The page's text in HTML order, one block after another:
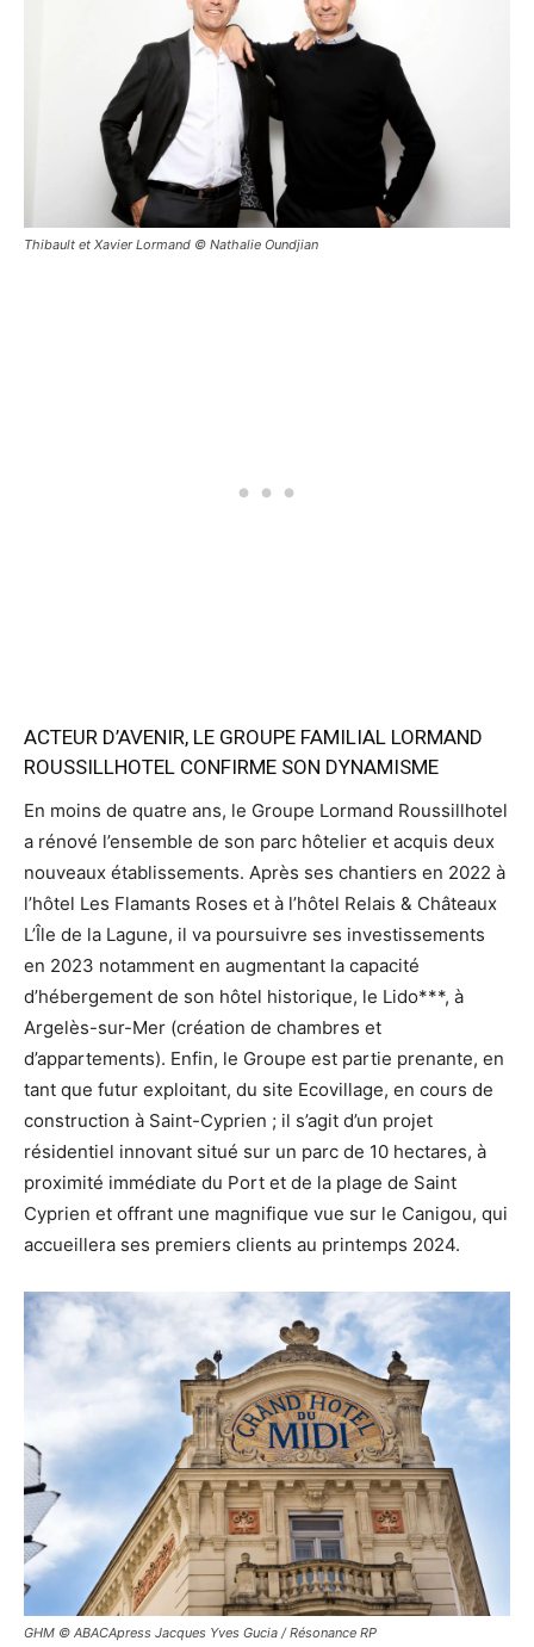
Thibault et Xavier Lormand © Nathalie Oundjian
ACTEUR D’AVENIR, LE GROUPE FAMILIAL LORMAND
ROUSSILLHOTEL CONFIRME SON DYNAMISME
En moins de quatre ans, le Groupe Lormand Roussillhotel
a rénové l’ensemble de son parc hôtelier et acquis deux
nouveaux établissements. Après ses chantiers en 2022 à
l’hôtel Les Flamants Roses et à l’hôtel Relais & Châteaux
L’Île de la Lagune, il va poursuivre ses investissements
en 2023 notamment en augmentant la capacité
d’hébergement de son hôtel historique, le Lido***, à
Argelès-sur-Mer (création de chambres et
d’appartements). Enfin, le Groupe est partie prenante, en
tant que futur exploitant, du site Ecovillage, en cours de
construction à Saint-Cyprien ; il s’agit d’un projet
résidentiel innovant situé sur un parc de 10 hectares, à
proximité immédiate du Port et de la plage de Saint
Cyprien et offrant une magnifique vue sur le Canigou, qui
accueillera ses premiers clients au printemps 2024.
GHM © ABACApress Jacques Yves Gucia / Résonance RP